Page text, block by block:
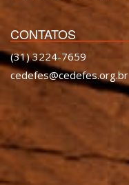
CONTATOS
(31) 3224-7659
cedefes@cedefes.org.br